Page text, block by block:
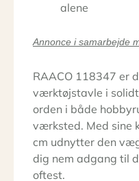
alene
Annonce i samarbejde
RAACO 118347 er
værktøjstavle i
orden i både
værksted. Med sine
cm udnytter den
dig nem adgang til
oftest.